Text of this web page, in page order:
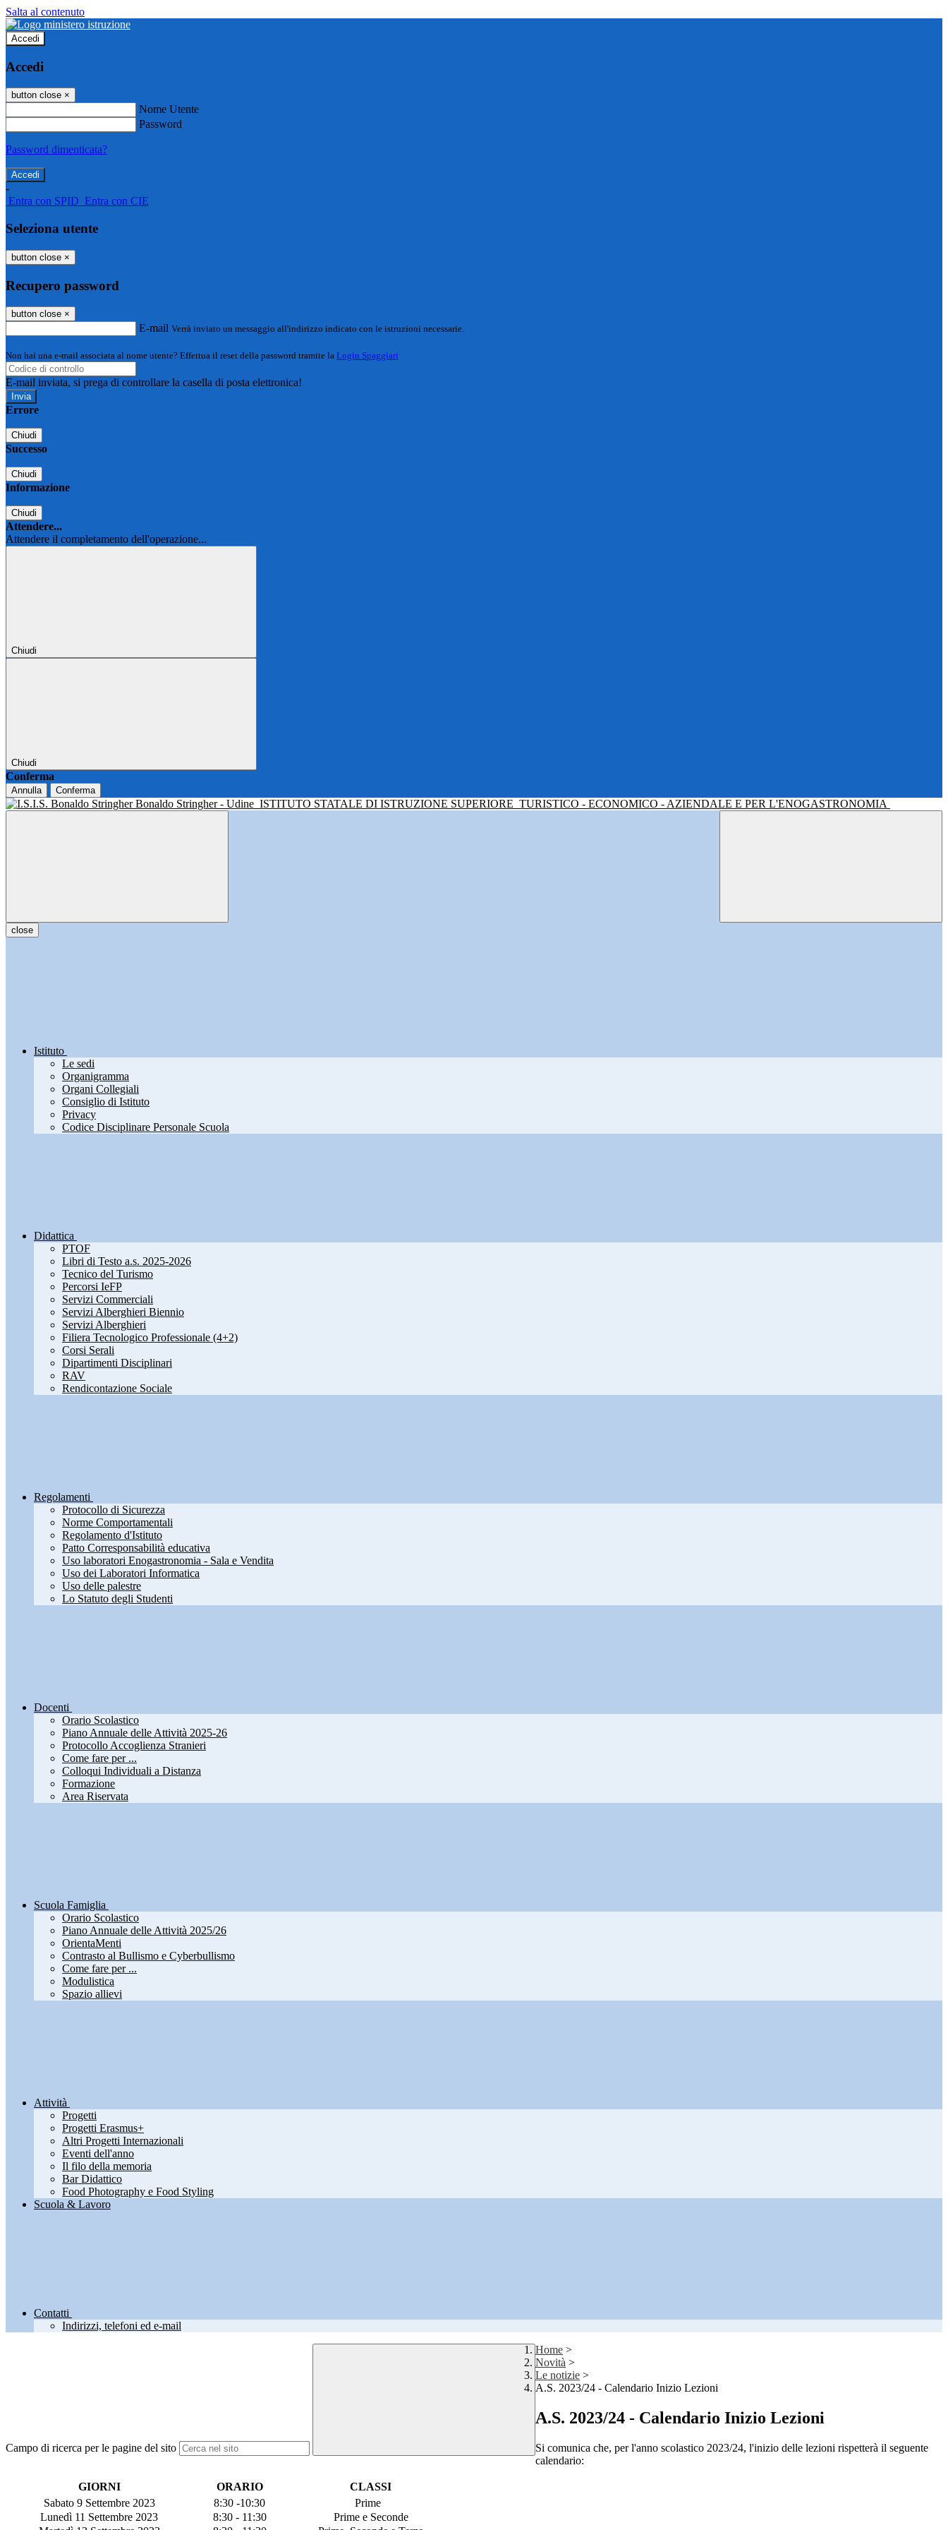
Salta al contenuto
Accedi
Accedi
button close ×
Nome Utente
Password
Password dimenticata?
-
Entra con SPID Entra con CIE
Seleziona utente
button close ×
Recupero password
button close ×
E-mail Verrà inviato un messaggio all'indirizzo indicato con le istruzioni necessarie.
Non hai una e-mail associata al nome utente? Effettua il reset della password tramite la Login Spaggiari
E-mail inviata, si prega di controllare la casella di posta elettronica!
Errore
Chiudi
Successo
Chiudi
Informazione
Chiudi
Attendere...
Attendere il completamento dell'operazione...
Chiudi
Chiudi
Conferma
Annulla Conferma
Bonaldo Stringher - Udine ISTITUTO STATALE DI ISTRUZIONE SUPERIORE TURISTICO - ECONOMICO - AZIENDALE E PER L'ENOGASTRONOMIA
close
Istituto
Le sedi
Organigramma
Organi Collegiali
Consiglio di Istituto
Privacy
Codice Disciplinare Personale Scuola
Didattica
PTOF
Libri di Testo a.s. 2025-2026
Tecnico del Turismo
Percorsi IeFP
Servizi Commerciali
Servizi Alberghieri Biennio
Servizi Alberghieri
Filiera Tecnologico Professionale (4+2)
Corsi Serali
Dipartimenti Disciplinari
RAV
Rendicontazione Sociale
Regolamenti
Protocollo di Sicurezza
Norme Comportamentali
Regolamento d'Istituto
Patto Corresponsabilità educativa
Uso laboratori Enogastronomia - Sala e Vendita
Uso dei Laboratori Informatica
Uso delle palestre
Lo Statuto degli Studenti
Docenti
Orario Scolastico
Piano Annuale delle Attività 2025-26
Protocollo Accoglienza Stranieri
Come fare per ...
Colloqui Individuali a Distanza
Formazione
Area Riservata
Scuola Famiglia
Orario Scolastico
Piano Annuale delle Attività 2025/26
OrientaMenti
Contrasto al Bullismo e Cyberbullismo
Come fare per ...
Modulistica
Spazio allievi
Attività
Progetti
Progetti Erasmus+
Altri Progetti Internazionali
Eventi dell'anno
Il filo della memoria
Bar Didattico
Food Photography e Food Styling
Scuola & Lavoro
Contatti
Indirizzi, telefoni ed e-mail
Campo di ricerca per le pagine del sito
Home >
Novità >
Le notizie >
A.S. 2023/24 - Calendario Inizio Lezioni
A.S. 2023/24 - Calendario Inizio Lezioni
Si comunica che, per l'anno scolastico 2023/24, l'inizio delle lezioni rispetterà il seguente
calendario:
GIORNI ORARIO
CLASSI
Sabato 9 Settembre 2023
8:30 -10:30
Prime
Lunedì 11 Settembre 2023
8:30 - 11:30
Prime e Seconde